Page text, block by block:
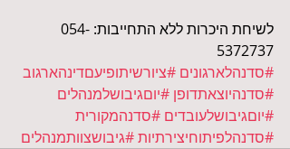
לשיחת היכרות ללא התחייבות: 054-
5372737
#סדנהלארגונים #ציורשיתופיעםדינהארגוב
#סדנהיוצאתדופן #יוםגיבושלמנהלים
#יוםגיבושלעובדים #סדנהמקורית
#סדנהלפיתוחיצירתיות#גיבושצוותמנהלים